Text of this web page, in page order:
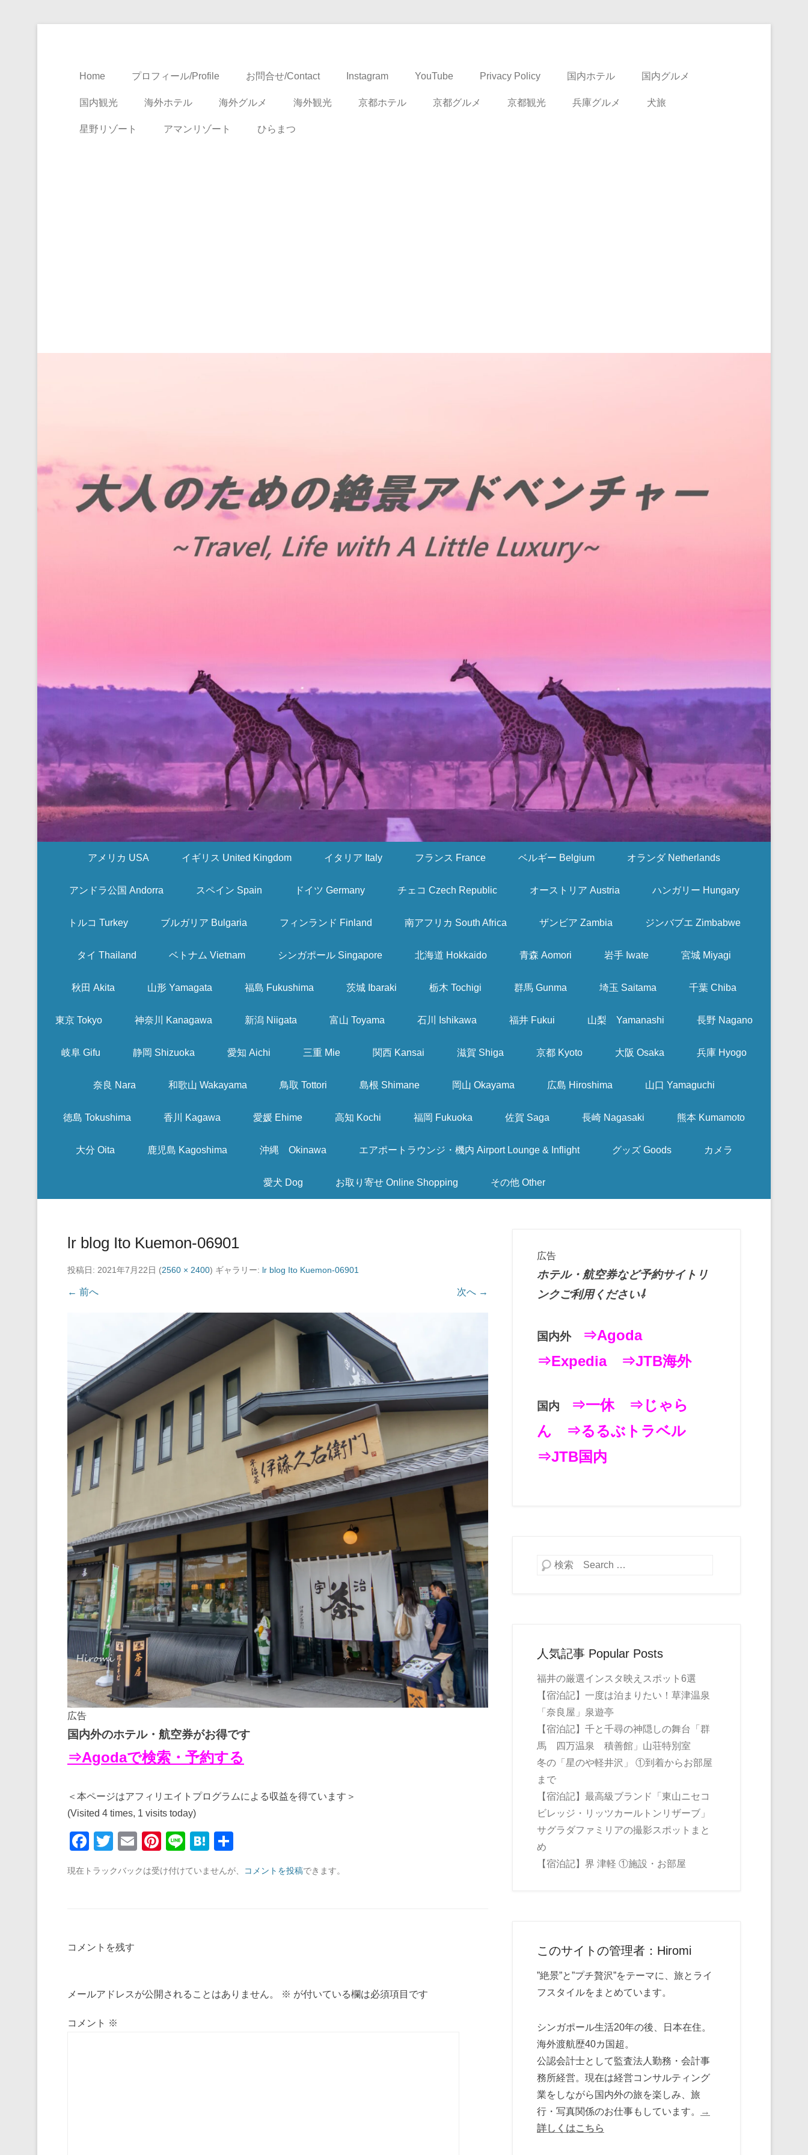
Home プロフィール/Profile お問合せ/Contact Instagram YouTube Privacy Policy 国内ホテル 国内グルメ
国内観光 海外ホテル 海外グルメ 海外観光 京都ホテル 京都グルメ 京都観光 兵庫グルメ 犬旅
星野リゾート アマンリゾート ひらまつ
アメリカ USA イギリス United Kingdom イタリア Italy フランス France ベルギー Belgium オランダ Netherlands
アンドラ公国 Andorra スペイン Spain ドイツ Germany チェコ Czech Republic オーストリア Austria ハンガリー Hungary
トルコ Turkey ブルガリア Bulgaria フィンランド Finland 南アフリカ South Africa ザンビア Zambia ジンバブエ Zimbabwe
タイ Thailand ベトナム Vietnam シンガポール Singapore 北海道 Hokkaido 青森 Aomori 岩手 Iwate 宮城 Miyagi
秋田 Akita 山形 Yamagata 福島 Fukushima 茨城 Ibaraki 栃木 Tochigi 群馬 Gunma 埼玉 Saitama 千葉 Chiba
東京 Tokyo 神奈川 Kanagawa 新潟 Niigata 富山 Toyama 石川 Ishikawa 福井 Fukui 山梨 Yamanashi 長野 Nagano
岐阜 Gifu 静岡 Shizuoka 愛知 Aichi 三重 Mie 関西 Kansai 滋賀 Shiga 京都 Kyoto 大阪 Osaka 兵庫 Hyogo
奈良 Nara 和歌山 Wakayama 鳥取 Tottori 島根 Shimane 岡山 Okayama 広島 Hiroshima 山口 Yamaguchi
徳島 Tokushima 香川 Kagawa 愛媛 Ehime 高知 Kochi 福岡 Fukuoka 佐賀 Saga 長崎 Nagasaki 熊本 Kumamoto
大分 Oita 鹿児島 Kagoshima 沖縄 Okinawa エアポートラウンジ・機内 Airport Lounge & Inflight グッズ Goods カメラ
愛犬 Dog お取り寄せ Online Shopping その他 Other
lr blog Ito Kuemon-06901
投稿日: 2021年7月22日 (2560 × 2400) ギャラリー: lr blog Ito Kuemon-06901
← 前へ 次へ →
広告
国内外のホテル・航空券がお得です
⇒Agodaで検索・予約する
＜本ページはアフィリエイトプログラムによる収益を得ています＞
(Visited 4 times, 1 visits today)
F
c
o
T
tt
E
ail
Pi
er
Li
e
H
e
現在トラックバックは受け付けていませんが、 コメントを投稿できます。
コメントを残す
メールアドレスが公開されることはありません。 ※ が付いている欄は必須項目です
コメント ※
広告
ホテル・航空券など予約サイトリ
ンクご利用ください⇩
国内外
⇒Agoda
⇒Expedia
⇒JTB海外
国内 ⇒一休
⇒じゃら
ん
⇒るるぶトラベル
⇒JTB国内
検索
人気記事 Popular Posts
福井の厳選インスタ映えスポット6選
【宿泊記】一度は泊まりたい！草津温泉
「奈良屋」泉遊亭
【宿泊記】千と千尋の神隠しの舞台「群
馬 四万温泉 積善館」山荘特別室
冬の「星のや軽井沢」 ①到着からお部屋
まで
【宿泊記】最高級ブランド「東山ニセコ
ビレッジ・リッツカールトンリザーブ」
サグラダファミリアの撮影スポットまと
め
【宿泊記】界 津軽 ①施設・お部屋
このサイトの管理者：Hiromi
”絶景”と”プチ贅沢”をテーマに、旅とライ
フスタイルをまとめています。
シンガポール生活20年の後、日本在住。
海外渡航歴40カ国超。
公認会計士として監査法人勤務・会計事
務所経営。現在は経営コンサルティング
業をしながら国内外の旅を楽しみ、旅
行・写真関係のお仕事もしています。
→
詳しくはこちら